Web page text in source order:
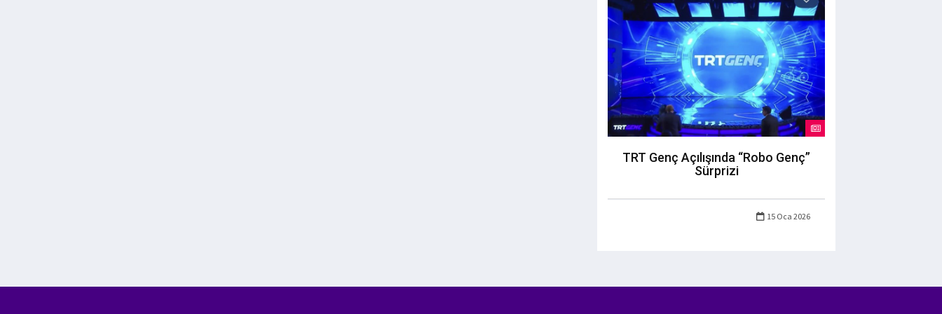
TRT Genç Açılışında “Robo Genç”
Sürprizi
15 Oca 2026